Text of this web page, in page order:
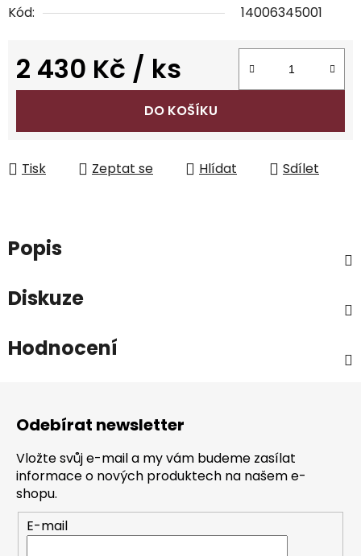
Kód:
14006345001
2 430 Kč / ks
Měrná cena:
DO KOŠÍKU
Tisk Zeptat se Hlídat Sdílet
Popis
Diskuze
Hodnocení
Odebírat newsletter
Vložte svůj e-mail a my vám budeme zasílat
informace o nových produktech na našem e-
shopu.
E-mail